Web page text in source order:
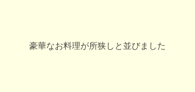
豪華なお料理が所狭しと並びました